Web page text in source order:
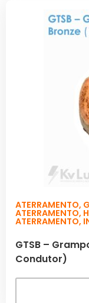
ATERRAMENTO,
ATERRAMENTO,
ATERRAMENTO,
GTSB –
Condutor)